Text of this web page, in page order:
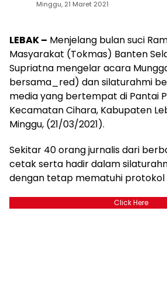
Minggu, 21 Maret 2021
LEBAK – Menjelang bulan suci
Masyarakat (Tokmas) Banten
Supriatna mengelar acara
bersama_red) dan silaturahmi
media yang bertempat di Pantai
Kecamatan Cihara, Kabupaten
Minggu, (21/03/2021).
Sekitar 40 orang jurnalis dari
cetak serta hadir dalam
dengan tetap mematuhi protokol
Click Here